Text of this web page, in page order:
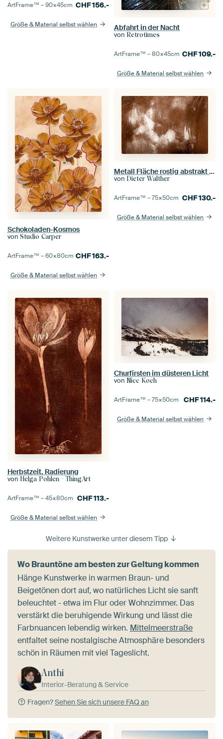
ArtFrame™ –90×45cm CHF156.-
Größe & Material selbst wählen Abfahrt in der Nacht
von Retrotimes
ArtFrame™ –80×45cm CHF109.-
Größe & Material selbst wählen
Schokoladen-Kosmos
von Studio Carper
ArtFrame™ –60×80cm CHF163.-
Größe & Material selbst wählen
Metall Fläche rostig abstrakt braun
von Dieter Walther
ArtFrame™ –75×50cm CHF130.-
Größe & Material selbst wählen
Herbstzeit, Radierung
von Helga Pohlen - ThingArt
ArtFrame™ –45×80cm CHF113.-
Größe & Material selbst wählen
Churfirsten im düsteren Licht
von Nicc Koch
ArtFrame™ –75×50cm CHF114.-
Größe & Material selbst wählen
Weitere Kunstwerke unter diesem Tipp
Wo Brauntöne am besten zur Geltung kommen
Hänge Kunstwerke in warmen Braun- und
Beigetönen dort auf, wo natürliches Licht sie sanft
beleuchtet - etwa im Flur oder Wohnzimmer. Das
verstärkt die beruhigende Wirkung und lässt die
Farbnuancen lebendig wirken. Mittelmeerstraße
entfaltet seine nostalgische Atmosphäre besonders
schön in Räumen mit viel Tageslicht.
Anthi
Interior-Beratung & Service
Fragen?Sehen Sie sich unsere FAQ an